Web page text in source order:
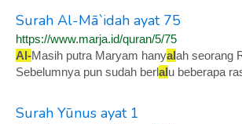
Surah Al-Mā`idah ayat 75
https://www.marja.id/quran/5/75
Al-Masih putra Maryam hanyalah seorang
Sebelumnya pun sudah berlalu beberapa
Surah Yūnus ayat 1